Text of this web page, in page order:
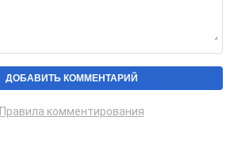
Правила комментирования